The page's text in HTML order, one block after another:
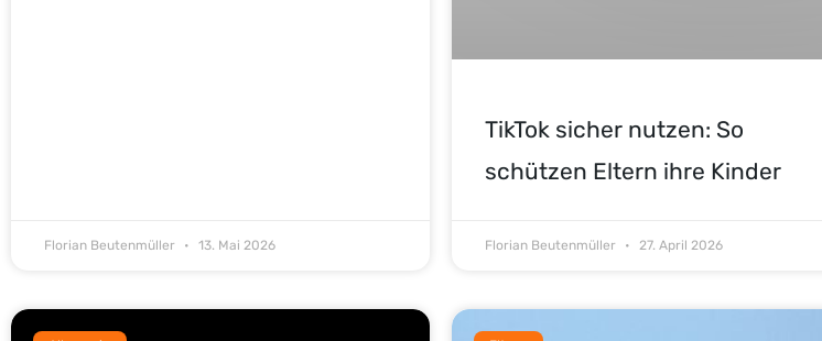
Florian Beutenmüller 13. Mai 2026
TikTok sicher nutzen: So
schützen Eltern ihre Kinder
Florian Beutenmüller 27. April 2026